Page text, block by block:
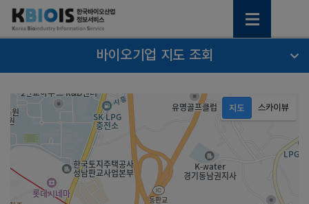
바이오기업 지도 조회